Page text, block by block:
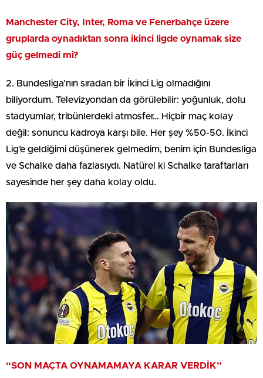
Manchester City, Inter, Roma ve Fenerbahçe üzere
gruplarda oynadıktan sonra ikinci ligde oynamak size
güç gelmedi mi?
2. Bundesliga’nın sıradan bir İkinci Lig olmadığını
biliyordum. Televizyondan da görülebilir: yoğunluk, dolu
stadyumlar, tribünlerdeki atmosfer… Hiçbir maç kolay
değil: sonuncu kadroya karşı bile. Her şey %50-50. İkinci
Lig’e geldiğimi düşünerek gelmedim, benim için Bundesliga
ve Schalke daha fazlasıydı. Natürel ki Schalke taraftarları
sayesinde her şey daha kolay oldu.
“SON MAÇTA OYNAMAMAYA KARAR VERDİK”